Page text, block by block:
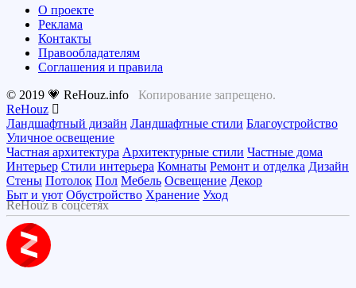
О проекте
Реклама
Контакты
Правообладателям
Соглашения и правила
© 2019 💗 ReHouz.info Копирование запрещено.
ReHouz
Ландшафтный дизайн Ландшафтные стили Благоустройство
Уличное освещение
Частная архитектура Архитектурные стили Частные дома
Интерьер Стили интерьера Комнаты Ремонт и отделка Дизайн
Стены Потолок Пол Мебель Освещение Декор
Быт и уют Обустройство Хранение Уход
ReHouz в соцсетях